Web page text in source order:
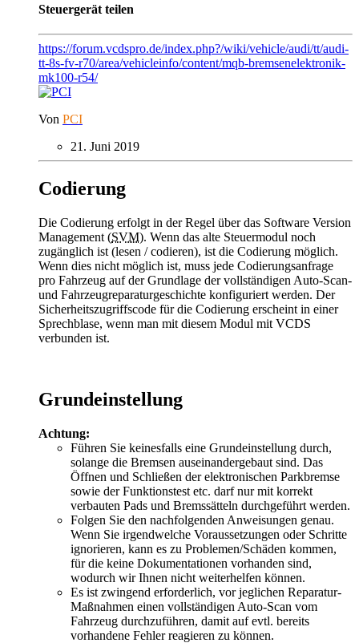
Steuergerät teilen
https://forum.vcdspro.de/index.php?/wiki/vehicle/audi/tt/audi-
tt-8s-fv-r70/area/vehicleinfo/content/mqb-bremsenelektronik-
mk100-r54/
Von PCI
21. Juni 2019
Codierung
Die Codierung erfolgt in der Regel über das Software Version
Management (SVM). Wenn das alte Steuermodul noch
zugänglich ist (lesen / codieren), ist die Codierung möglich.
Wenn dies nicht möglich ist, muss jede Codierungsanfrage
pro Fahrzeug auf der Grundlage der vollständigen Auto-Scan-
und Fahrzeugreparaturgeschichte konfiguriert werden. Der
Sicherheitszugriffscode für die Codierung erscheint in einer
Sprechblase, wenn man mit diesem Modul mit VCDS
verbunden ist.
Grundeinstellung
Achtung:
Führen Sie keinesfalls eine Grundeinstellung durch,
solange die Bremsen auseinandergebaut sind. Das
Öffnen und Schließen der elektronischen Parkbremse
sowie der Funktionstest etc. darf nur mit korrekt
verbauten Pads und Bremssätteln durchgeführt werden.
Folgen Sie den nachfolgenden Anweisungen genau.
Wenn Sie irgendwelche Voraussetzungen oder Schritte
ignorieren, kann es zu Problemen/Schäden kommen,
für die keine Dokumentationen vorhanden sind,
wodurch wir Ihnen nicht weiterhelfen können.
Es ist zwingend erforderlich, vor jeglichen Reparatur-
Maßnahmen einen vollständigen Auto-Scan vom
Fahrzeug durchzuführen, damit auf evtl. bereits
vorhandene Fehler reagieren zu können.